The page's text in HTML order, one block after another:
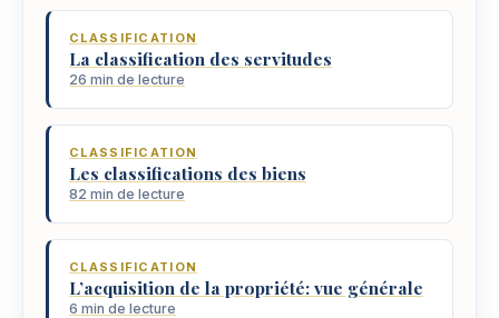
CLASSIFICATION
La classification des servitudes
26 min de lecture
CLASSIFICATION
Les classifications des biens
82 min de lecture
CLASSIFICATION
L’acquisition de la propriété: vue générale
6 min de lecture